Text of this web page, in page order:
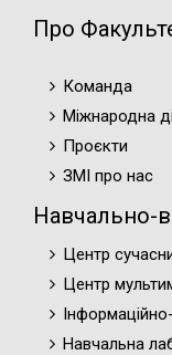
Про
Команда
Міжнародна
Проєкти
ЗМІ про нас
Навчально-
Центр
Центр
Навчальна